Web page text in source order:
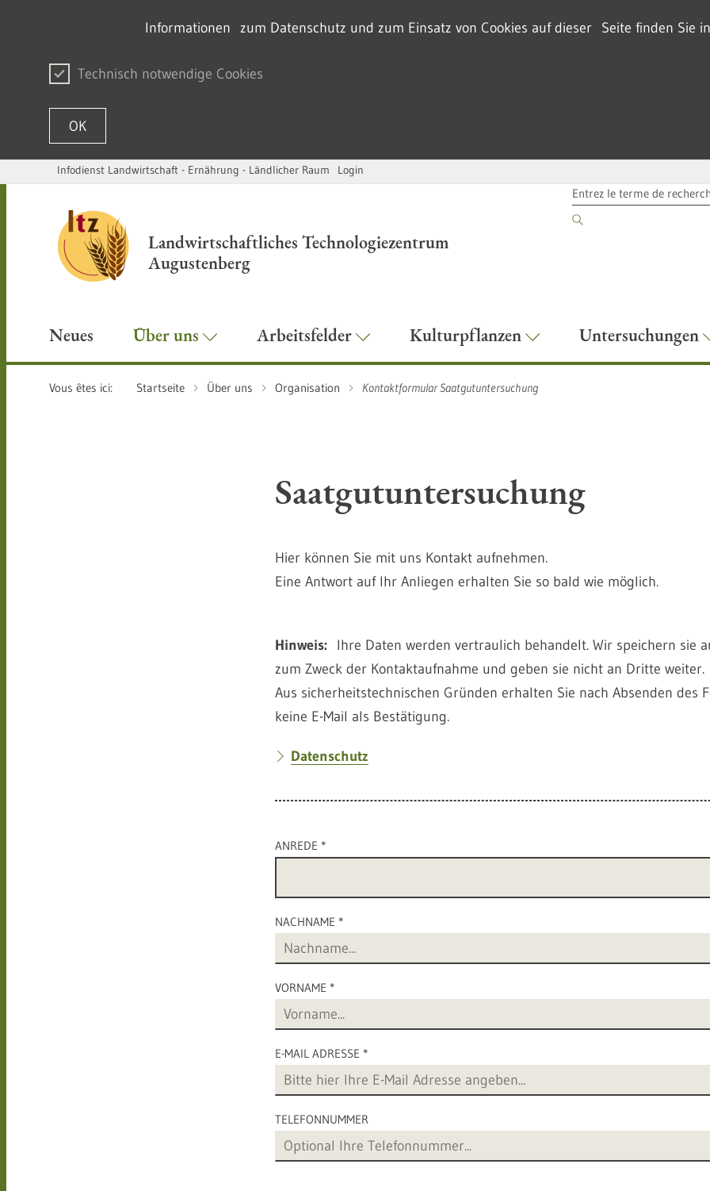
Informationen zum Datenschutz und zum Einsatz von Cookies auf dieser Seite finden Sie
Technisch notwendige Cookies
OK
Passer au contenu
Infodienst Landwirtschaft - Ernährung - Ländlicher Raum Login
Landwirtschaftliches Technologiezentrum
Augustenberg
TERME DE RECHERCHE
Neues Über uns Arbeitsfelder Kulturpflanzen Untersuchungen
Vous êtes ici: Startseite Über uns Organisation Kontaktformular Saatgutuntersuchung
Saatgutuntersuchung
Hier können Sie mit uns Kontakt aufnehmen.
Eine Antwort auf Ihr Anliegen erhalten Sie so bald wie möglich.
Hinweis: Ihre Daten werden vertraulich behandelt. Wir speichern sie
zum Zweck der Kontaktaufnahme und geben sie nicht an Dritte weiter.
Aus sicherheitstechnischen Gründen erhalten Sie nach Absenden des
keine E-Mail als Bestätigung.
Datenschutz
ANREDE *
NACHNAME *
VORNAME *
E-MAIL ADRESSE *
TELEFONNUMMER